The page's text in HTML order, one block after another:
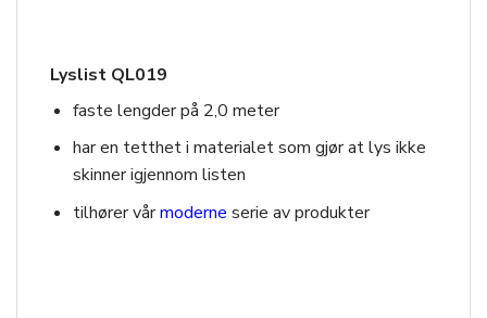
Lyslist QL019
faste lengder på 2,0 meter
har en tetthet i materialet som gjør at lys ikke
skinner igjennom listen
tilhører vårmoderne serie av produkter